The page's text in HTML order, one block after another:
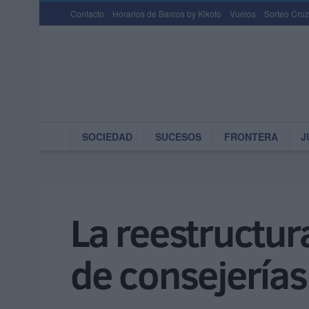
Contacto Horarios de Barcos by Kikoto Vuelos Sorteo
SOCIEDAD SUCESOS FRONTERA
La
de